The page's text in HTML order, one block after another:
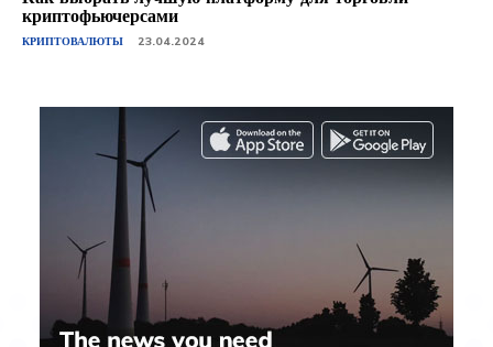
криптофьючерсами
КРИПТОВАЛЮТЫ 23.04.2024